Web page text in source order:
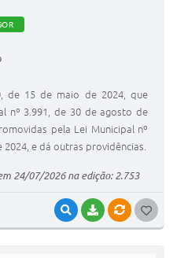
VISUALIZAR
BAIXARVÍNCULOS
de 15 de maio de 2024, que
nº 3.991, de 30 de agosto de
pela Lei Municipal nº
e dá outras providências.
24/07/2026 na edição: 2.753